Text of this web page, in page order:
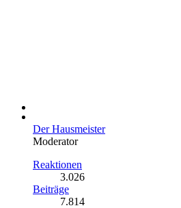
Der Hausmeister
Moderator
Reaktionen
3.026
Beiträge
7.814